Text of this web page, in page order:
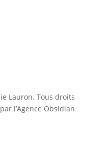
Lauron. Tous droits
l’Agence Obsidian